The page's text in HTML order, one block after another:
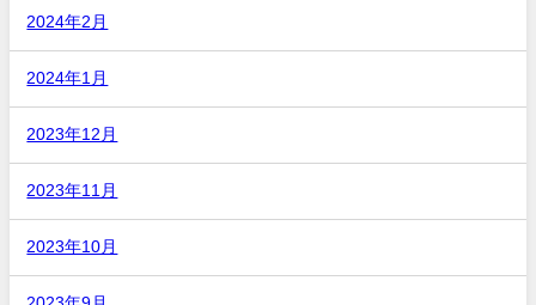
2024年2月
2024年1月
2023年12月
2023年11月
2023年10月